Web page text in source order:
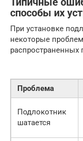
Типичные
способы их
При установке
некоторые
Проблема
Подлокотник
шатается